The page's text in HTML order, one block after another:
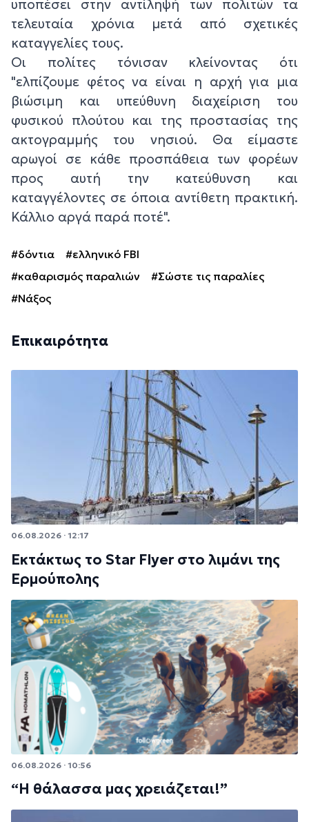
υποπέσει στην αντίληψή των πολιτών τα
τελευταία χρόνια μετά από σχετικές
καταγγελίες τους.
Οι πολίτες τόνισαν κλείνοντας ότι
"ελπίζουμε φέτος να είναι η αρχή για μια
βιώσιμη και υπεύθυνη διαχείριση του
φυσικού πλούτου και της προστασίας της
ακτογραμμής του νησιού. Θα είμαστε
αρωγοί σε κάθε προσπάθεια των φορέων
προς αυτή την κατεύθυνση και
καταγγέλοντες σε όποια αντίθετη πρακτική.
Κάλλιο αργά παρά ποτέ".
#δόντια
#ελληνικό FBI
#καθαρισμός παραλιών
#Σώστε τις παραλίες
#Νάξος
Επικαιρότητα
06.08.2026 · 12:17
Εκτάκτως το Star Flyer στο λιμάνι της
Ερμούπολης
06.08.2026 · 10:56
“Η θάλασσα μας χρειάζεται!”